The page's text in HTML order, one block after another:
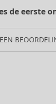
de eerste
EEN